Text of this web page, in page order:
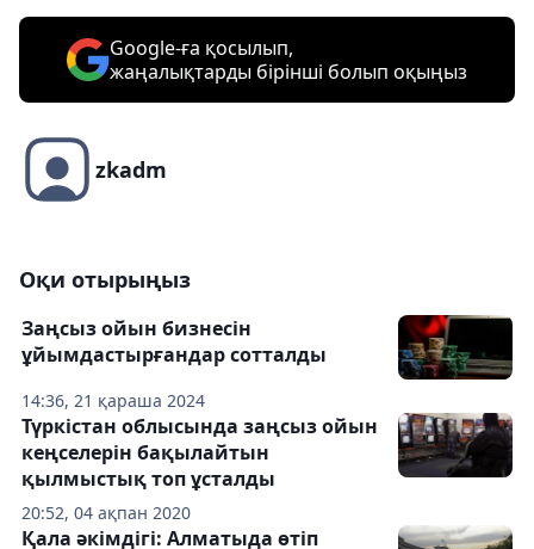
Google-ға қосылып,
жаңалықтарды бірінші болып оқыңыз
zkadm
Оқи отырыңыз
14:36, 21 қараша 2024
Заңсыз ойын бизнесін
ұйымдастырғандар сотталды
20:52, 04 ақпан 2020
Түркістан облысында заңсыз ойын
кеңселерін бақылайтын
қылмыстық топ ұсталды
Қала әкімдігі: Алматыда өтіп